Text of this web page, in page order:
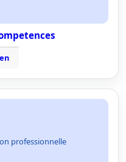
professionnelle